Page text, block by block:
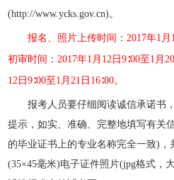
(http://www.ycks.gov.cn)。
报名、照片上传时间：2017年1月
初审时间：2017年1月12日9∶00至1月
12日9∶00至1月21日16∶00。
报考人员要仔细阅读诚信承诺书
提示，如实、准确、完整地填写有关
的毕业证书上的专业名称完全一致)
(35×45毫米)电子证件照片(jpg格式，